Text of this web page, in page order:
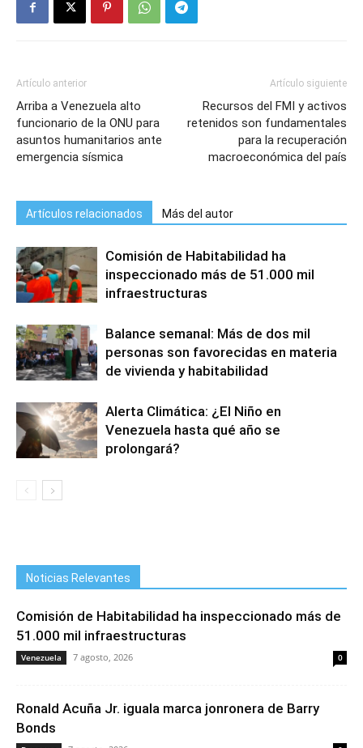
Artículo anterior
Arriba a Venezuela alto
funcionario de la ONU para
asuntos humanitarios ante
emergencia sísmica
Artículo siguiente
Recursos del FMI y activos
retenidos son fundamentales
para la recuperación
macroeconómica del país
Artículos relacionados Más del autor
Comisión de Habitabilidad ha
inspeccionado más de 51.000 mil
infraestructuras
Balance semanal: Más de dos mil
personas son favorecidas en materia
de vivienda y habitabilidad
Alerta Climática: ¿El Niño en
Venezuela hasta qué año se
prolongará?
Noticias Relevantes
Comisión de Habitabilidad ha inspeccionado más de
51.000 mil infraestructuras
Venezuela 7 agosto, 2026 0
Ronald Acuña Jr. iguala marca jonronera de Barry
Bonds